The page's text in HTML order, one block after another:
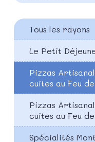
Tous les rayons
Le Petit
Pizzas
cuites au Feu
Pizzas
cuites au Feu
Spécialités